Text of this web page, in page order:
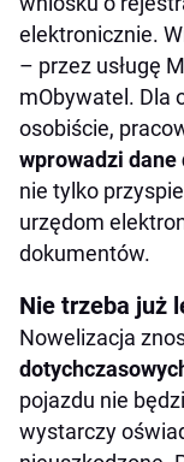
elektronicznie.
– przez usługę
mObywatel. Dla
osobiście,
wprowadzi
nie tylko
urzędom
dokumentów.
Nie trzeba już
Nowelizacja
pojazdu nie
wystarczy